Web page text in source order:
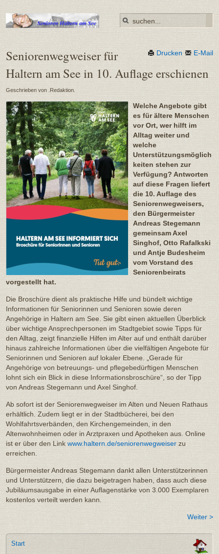
E-Mail
Drucken
Seniorenwegweiser für
Haltern am See in 10. Auflage erschienen
Geschrieben von .Redaktion.
Welche Angebote gibt
es für ältere Menschen
vor Ort, wer hilft im
Alltag weiter und
welche
Unterstützungsmöglich
keiten stehen zur
Verfügung? Antworten
auf diese Fragen liefert
die 10. Auflage des
Seniorenwegweisers,
den Bürgermeister
Andreas Stegemann
gemeinsam Axel
Singhof, Otto Rafalkski
und Antje Budesheim
vom Vorstand des
Seniorenbeirats
vorgestellt hat.
Die Broschüre dient als praktische Hilfe und bündelt wichtige
Informationen für Seniorinnen und Senioren sowie deren
Angehörige in Haltern am See. Sie gibt einen aktuellen Überblick
über wichtige Ansprechpersonen im Stadtgebiet sowie Tipps für
den Alltag, zeigt finanzielle Hilfen im Alter auf und enthält darüber
hinaus zahlreiche Informationen über die vielfältigen Angebote für
Seniorinnen und Senioren auf lokaler Ebene. „Gerade für
Angehörige von betreuungs- und pflegebedürftigen Menschen
lohnt sich ein Blick in diese Informationsbroschüre“, so der Tipp
von Andreas Stegemann und Axel Singhof.
Ab sofort ist der Seniorenwegweiser im Alten und Neuen Rathaus
erhältlich. Zudem liegt er in der Stadtbücherei, bei den
Wohlfahrtsverbänden, den Kirchengemeinden, in den
Altenwohnheimen oder in Arztpraxen und Apotheken aus. Online
ist er über den Linkwww.haltern.de/seniorenwegweiser zu
erreichen.
Bürgermeister Andreas Stegemann dankt allen Unterstützerinnen
und Unterstützern, die dazu beigetragen haben, dass auch diese
Jubiläumsausgabe in einer Auflagenstärke von 3.000 Exemplaren
kostenlos verteilt werden kann.
Weiter >
Start